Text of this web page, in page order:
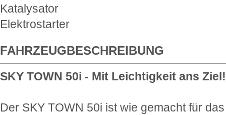
Katalysator
Elektrostarter
FAHRZEUGBESCHREIBUNG
SKY TOWN 50i - Mit Leichtigkeit ans Ziel!
Der SKY TOWN 50i ist wie gemacht für